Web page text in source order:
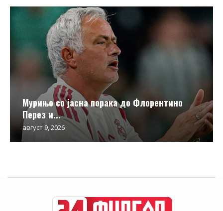
Мурињо со јасна порака до Флорентино
Перез и...
август 9, 2026